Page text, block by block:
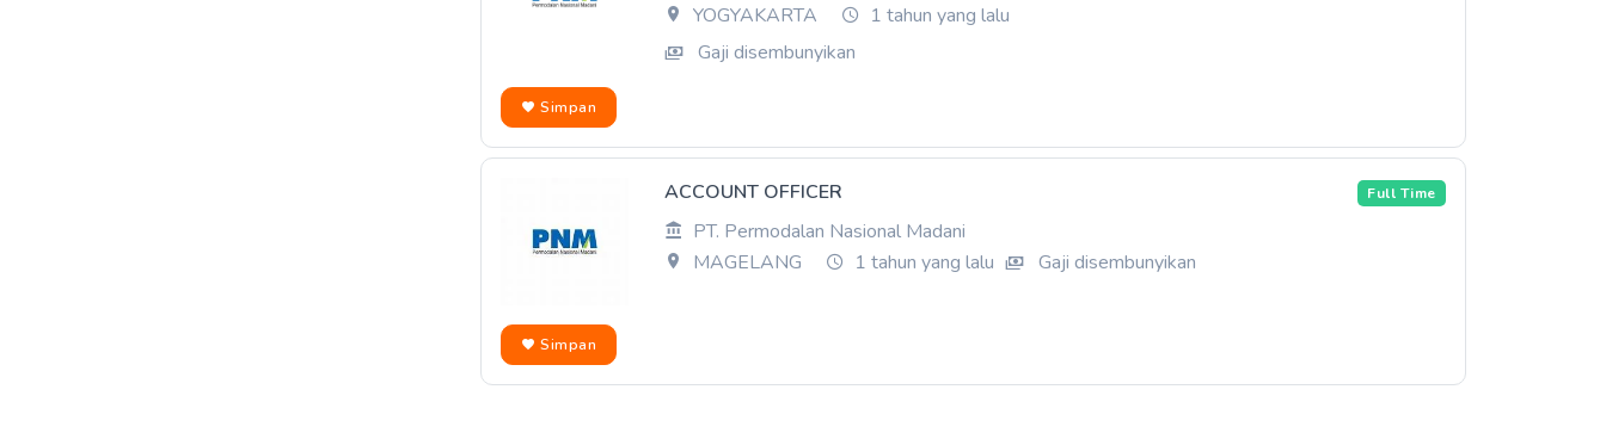
YOGYAKARTA
1 tahun yang lalu
Gaji disembunyikan
Simpan
ACCOUNT OFFICER
PT. Permodalan Nasional Madani
MAGELANG
1 tahun yang lalu Gaji disembunyikan
Full Time
Simpan